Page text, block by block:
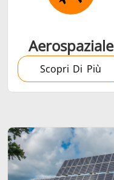
Generatore &
Controllore
Aerospaziale
Scopri Di Più